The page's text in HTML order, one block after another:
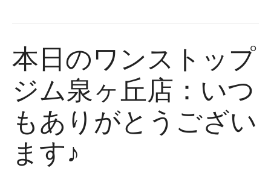
本日のワンストップ
ジム泉ヶ丘店：いつ
もありがとうござい
ます♪